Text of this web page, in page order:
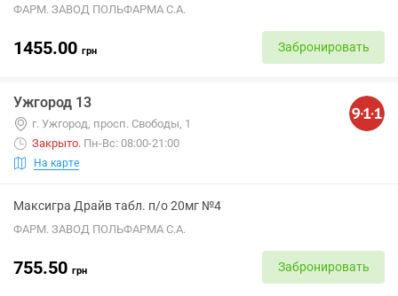
ФАРМ. ЗАВОД ПОЛЬФАРМА С.А.
1455.00 грн Забронировать
Ужгород 13
г. Ужгород, просп. Свободы, 1
Закрыто. Пн-Вс: 08:00-21:00
На карте
Максигра Драйв табл. п/о 20мг №4
ФАРМ. ЗАВОД ПОЛЬФАРМА С.А.
755.50 грн Забронировать